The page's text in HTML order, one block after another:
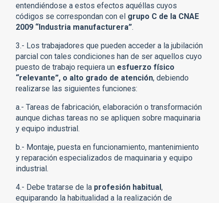
entendiéndose a estos efectos aquéllas cuyos
códigos se correspondan con el grupo C de la CNAE
2009 “Industria manufacturera”.
3.- Los trabajadores que pueden acceder a la jubilación
parcial con tales condiciones han de ser aquellos cuyo
puesto de trabajo requiera un esfuerzo físico
“relevante”, o alto grado de atención, debiendo
realizarse las siguientes funciones:
a.- Tareas de fabricación, elaboración o transformación
aunque dichas tareas no se apliquen sobre maquinaria
y equipo industrial.
b.- Montaje, puesta en funcionamiento, mantenimiento
y reparación especializados de maquinaria y equipo
industrial.
4.- Debe tratarse de la profesión habitual,
equiparando la habitualidad a la realización de